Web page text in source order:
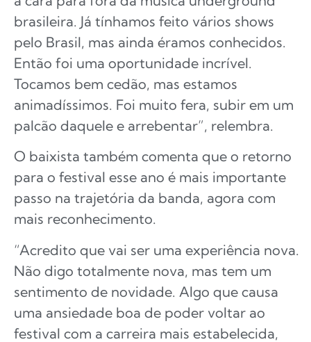
brasileira. Já tínhamos feito vários shows
pelo Brasil, mas ainda éramos conhecidos.
Então foi uma oportunidade incrível.
Tocamos bem cedão, mas estamos
animadíssimos. Foi muito fera, subir em um
palcão daquele e arrebentar”, relembra.
O baixista também comenta que o retorno
para o festival esse ano é mais importante
passo na trajetória da banda, agora com
mais reconhecimento.
“Acredito que vai ser uma experiência nova.
Não digo totalmente nova, mas tem um
sentimento de novidade. Algo que causa
uma ansiedade boa de poder voltar ao
festival com a carreira mais estabelecida,